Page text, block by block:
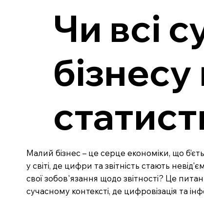
Чи всі
Малий бізнес – це серце економіки, що
у світі, де цифри та звітність стають
свої зобов'язання щодо звітності? Це
сучасному контексті, де цифровізація та